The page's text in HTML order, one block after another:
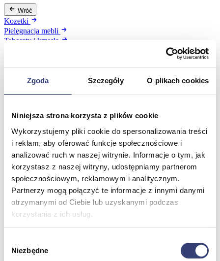
Zgoda Szczegóły O plikach cookies
Niniejsza strona korzysta z plików cookie
Wykorzystujemy pliki cookie do spersonalizowania treści
i reklam, aby oferować funkcje społecznościowe i
analizować ruch w naszej witrynie. Informacje o tym, jak
korzystasz z naszej witryny, udostępniamy partnerom
społecznościowym, reklamowym i analitycznym.
Partnerzy mogą połączyć te informacje z innymi danymi
otrzymanymi od Ciebie lub uzyskanymi podczas
korzystania z ich usług.
zgody
Niezbędne
Wróć
Kozetki
Pielęgnacja mebli
Taborety i krzesła
Fotele
Zobacz wszystko
Spa & Wellness
Wróć
Fotele do masażu
Urządzenia
Zdrowie i uroda
Zobacz wszystko
Dofinansowania
Wróć
Zobacz wszystko